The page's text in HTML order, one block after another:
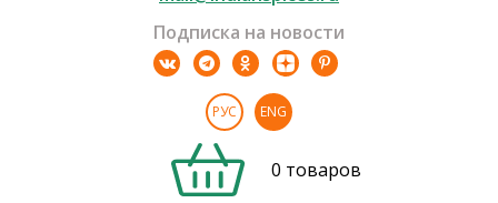
Подписка на новости
РУС ENG
0 товаров